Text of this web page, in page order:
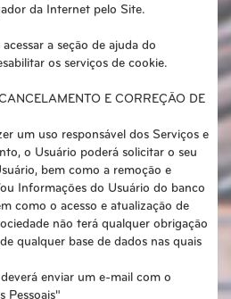
da Internet pelo Site.
a seção de ajuda do
os serviços de cookie.
E CORREÇÃO DE
um uso responsável dos Serviços e
o Usuário poderá solicitar o seu
bem como a remoção e
Informações do Usuário do banco
como o acesso e atualização de
não terá qualquer obrigação
qualquer base de dados nas quais
enviar um e-mail com o
Pessoais"